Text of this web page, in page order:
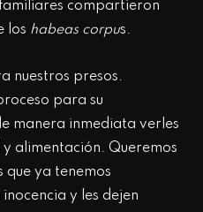
compartieron
los habeas corpus.
nuestros presos.
para su
manera inmediata verles
alimentación. Queremos
que ya tenemos
y les dejen